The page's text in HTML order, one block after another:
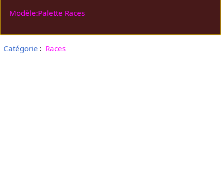
Modèle:Palette Races
Catégorie : Races